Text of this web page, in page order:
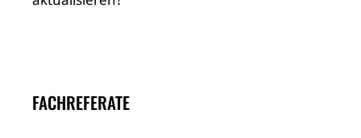
FACHREFERATE